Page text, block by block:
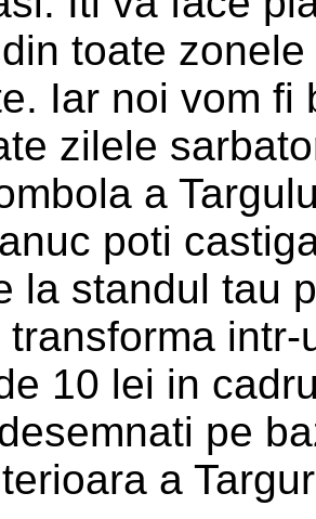
toate
Iar noi vom fi
zilele
a
poti
la standul tau
transforma
10 lei in
pe
a